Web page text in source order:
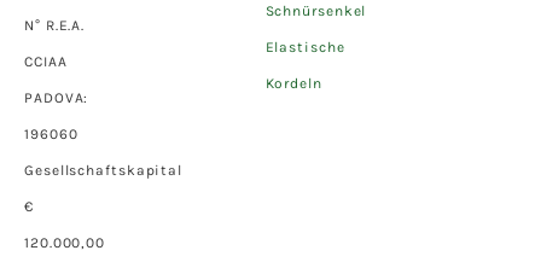
N° R.E.A.
CCIAA
PADOVA:
196060
Gesellschaftskapital
€
120.000,00
Schnürsenkel
Elastische
Kordeln